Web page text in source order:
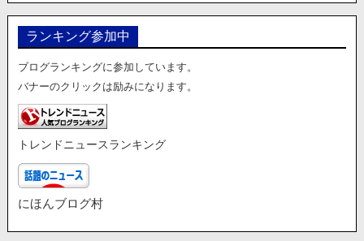
ランキング参加中
ブログランキングに参加しています。
バナーのクリックは励みになります。
トレンドニュースランキング
にほんブログ村